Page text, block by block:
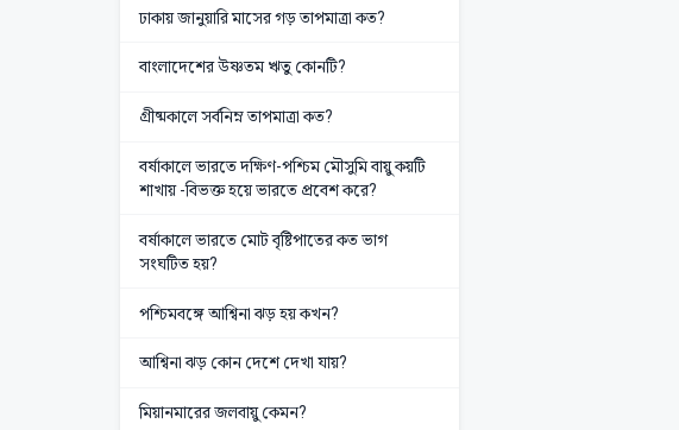
ঢাকায় জানুয়ারি মাসের গড় তাপমাত্রা কত?
বাংলাদেশের উষ্ণতম ঋতু কোনটি?
গ্রীষ্মকালে সর্বনিম্ন তাপমাত্রা কত?
বর্ষাকালে ভারতে দক্ষিণ-পশ্চিম মৌসুমি বায়ু কয়টি
শাখায় -বিভক্ত হয়ে ভারতে প্রবেশ করে?
বর্ষাকালে ভারতে মোট বৃষ্টিপাতের কত ভাগ
সংঘটিত হয়?
পশ্চিমবঙ্গে আশ্বিনা ঝড় হয় কখন?
আশ্বিনা ঝড় কোন দেশে দেখা যায়?
মিয়ানমারের জলবায়ু কেমন?